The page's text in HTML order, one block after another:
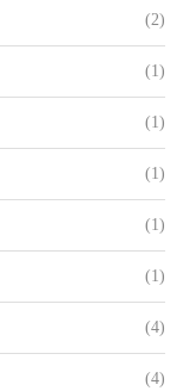
(2)
(1)
(1)
(1)
(1)
(1)
(4)
(4)